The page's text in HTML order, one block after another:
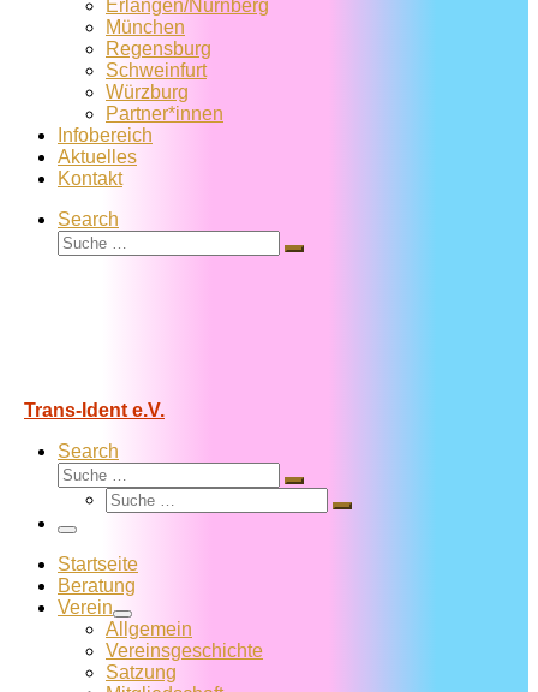
Erlangen/Nürnberg
München
Regensburg
Schweinfurt
Würzburg
Partner*innen
Infobereich
Aktuelles
Kontakt
Search
Suche
Suche
Trans-Ident e.V.
Search
Suche
Suche
Suche
Suche
Menü
Startseite
Beratung
Verein
Allgemein
Vereins­geschichte
Satzung